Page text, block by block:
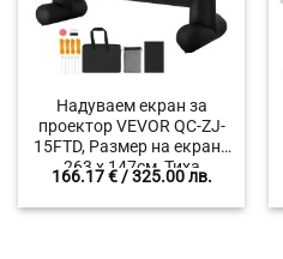
Надуваем екран за
проектор VEVOR QC-ZJ-
15FTD, Размер на екрана
263 x 147см, Тиха
надуваема система,
Формат 16:9
166.17€/ 325.00 лв.